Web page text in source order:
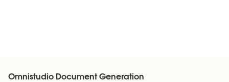
Omnistudio Document Generation